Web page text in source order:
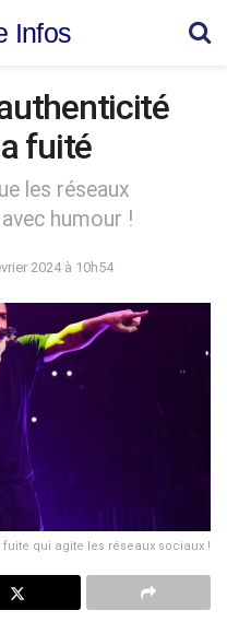
Infos
fuité
les réseaux
humour !
2024 à 10h54
fuite qui agite les réseaux sociaux !